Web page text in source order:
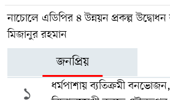
নাচোলে এডিপির ৪ উন্নয়ন প্রকল্প
মিজানুর রহমান
জনপ্রিয়
১
ধর্মপাশায় ব্যতিক্রমী বনভোজন,